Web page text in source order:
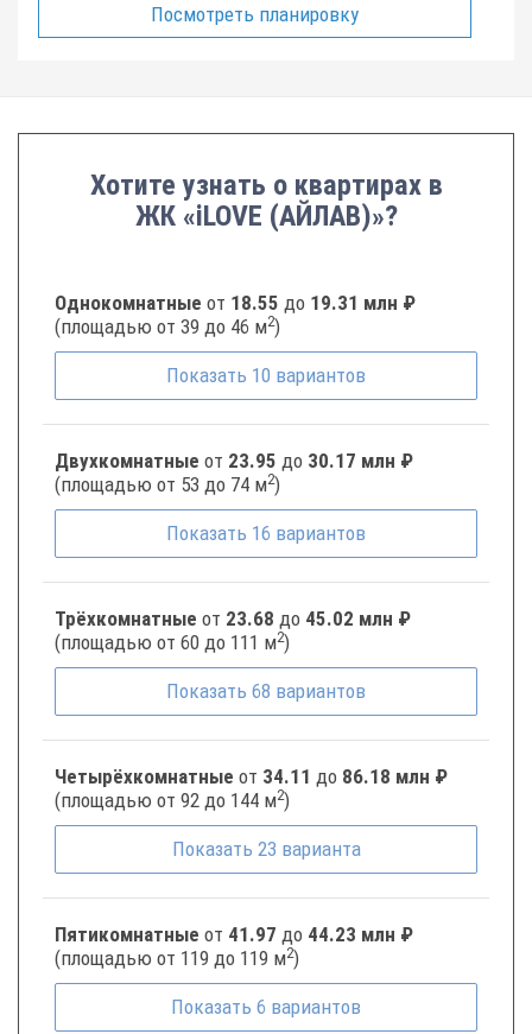
Посмотреть планировку
Хотите узнать о квартирах в
ЖК «iLOVE (АЙЛАВ)»?
Однокомнатные от 18.55 до 19.31 млн ₽
(площадью от 39 до 46 м2)
Показать 10 вариантов
Двухкомнатные от 23.95 до 30.17 млн ₽
(площадью от 53 до 74 м2)
Показать 16 вариантов
Трёхкомнатные от 23.68 до 45.02 млн ₽
(площадью от 60 до 111 м2)
Показать 68 вариантов
Четырёхкомнатные от 34.11 до 86.18 млн ₽
(площадью от 92 до 144 м2)
Показать 23 варианта
Пятикомнатные от 41.97 до 44.23 млн ₽
(площадью от 119 до 119 м2)
Показать 6 вариантов